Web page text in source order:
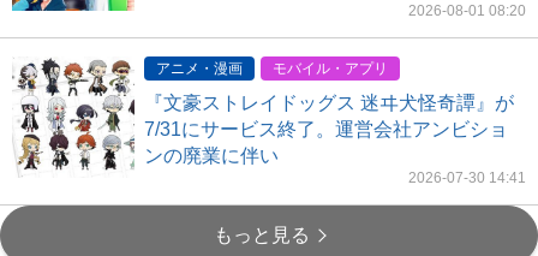
2026-08-01 08:20
アニメ・漫画 モバイル・アプリ
『文豪ストレイドッグス 迷ヰ犬怪奇譚』が
7/31にサービス終了。運営会社アンビショ
ンの廃業に伴い
2026-07-30 14:41
もっと見る